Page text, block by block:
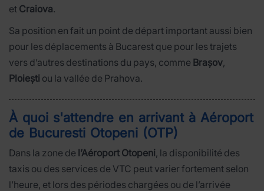
et Craiova.
Sa position en fait un point de départ important aussi bien
pour les déplacements à Bucarest que pour les trajets
vers d’autres destinations du pays, comme Brașov,
Ploiești ou la vallée de Prahova.
À quoi s'attendre en arrivant à Aéroport
de Bucuresti Otopeni (OTP)
Dans la zone de l’Aéroport Otopeni, la disponibilité des
taxis ou des services de VTC peut varier fortement selon
l’heure, et lors des périodes chargées ou de l’arrivée